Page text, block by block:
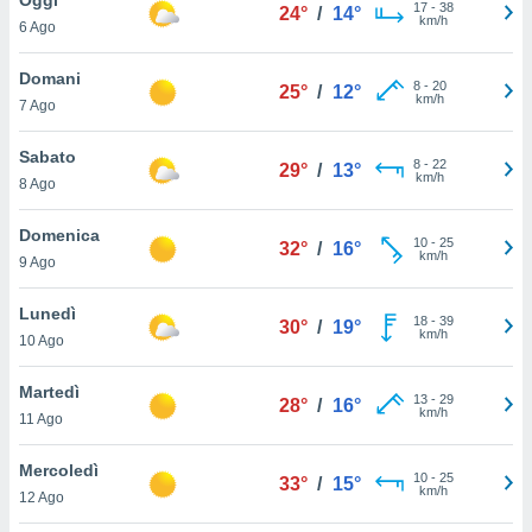
è
al sito
di
ci
di
il
un
la
nella
6 Ago
24° / 14° 17- 38
km/h
Domani
7 Ago
25° / 12° 8- 20
km/h
Sabato
8 Ago
29° / 13° 8- 22
km/h
Domenica
9 Ago
32° / 16° 10- 25
km/h
Lunedì
10 Ago
30° / 19° 18- 39
km/h
Martedì
11 Ago
28° / 16° 13- 29
km/h
Mercoledì
12 Ago
33° / 15° 10- 25
km/h